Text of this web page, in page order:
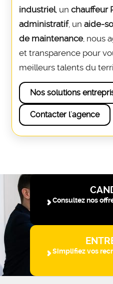
industriel, un chauffeur
administratif, un aide-
de maintenance, nous
et transparence pour
meilleurs talents du
Nos solutions
Contacter l'agence
Consultez nos
Simplifiez vos